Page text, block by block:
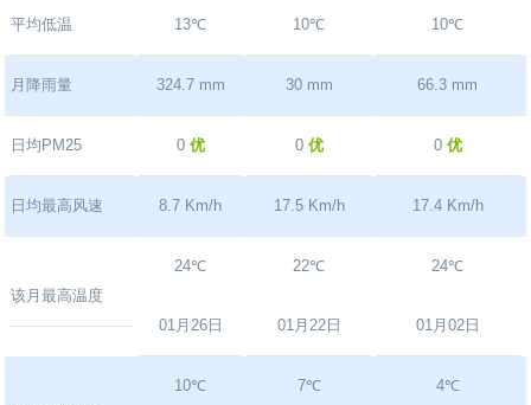
平均低温 13℃ 10℃ 10℃
月降雨量 324.7 mm 30 mm 66.3 mm
日均PM25 0 优 0 优 0 优
日均最高风速 8.7 Km/h 17.5 Km/h 17.4 Km/h
该月最高温度
24℃
01月26日
22℃
01月22日
24℃
01月02日
10℃ 7℃ 4℃